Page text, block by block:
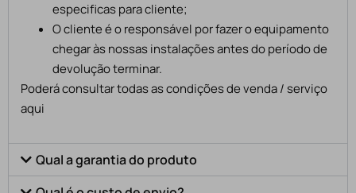
especificas para cliente;
O cliente é o responsável por fazer o equipamento
chegar às nossas instalações antes do período de
devolução terminar.
Poderá consultar todas as condições de venda / serviço
aqui
Qual a garantia do produto